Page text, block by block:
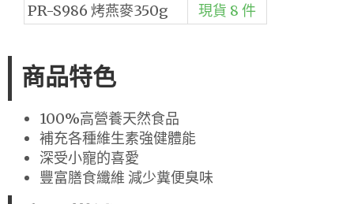
PR-S986 烤燕麥350g
現貨 8 件
商品特色
100%高營養天然食品
補充各種維生素強健體能
深受小寵的喜愛
豐富膳食纖維 減少糞便臭味